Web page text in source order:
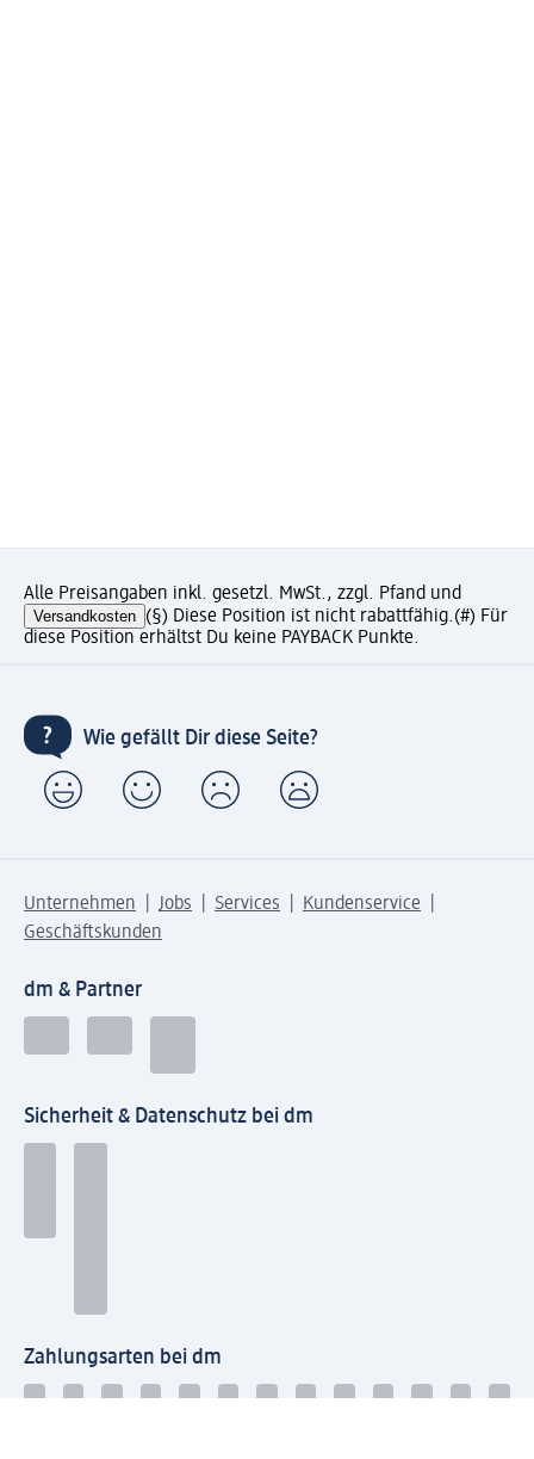
Alle Preisangaben inkl. gesetzl. MwSt., zzgl. Pfand und
Versandkosten (§) Diese Position ist nicht rabattfähig.(#) Für
diese Position erhältst Du keine PAYBACK Punkte.
Wie gefällt Dir diese Seite?
Unternehmen Jobs Services
Kundenservice
Geschäftskunden
dm & Partner
Sicherheit & Datenschutz bei dm
Zahlungsarten bei dm